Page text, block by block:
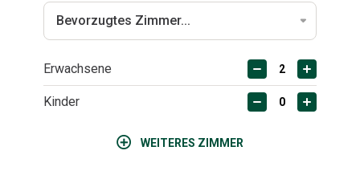
Erwachsene
Kinder
WEITERES ZIMMER